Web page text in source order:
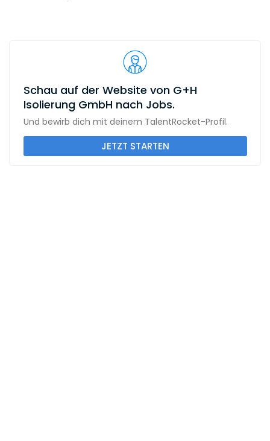
Schau auf der Website von G+H
Isolierung GmbH nach Jobs.
Und bewirb dich mit deinem TalentRocket-Profil.
JETZT STARTEN